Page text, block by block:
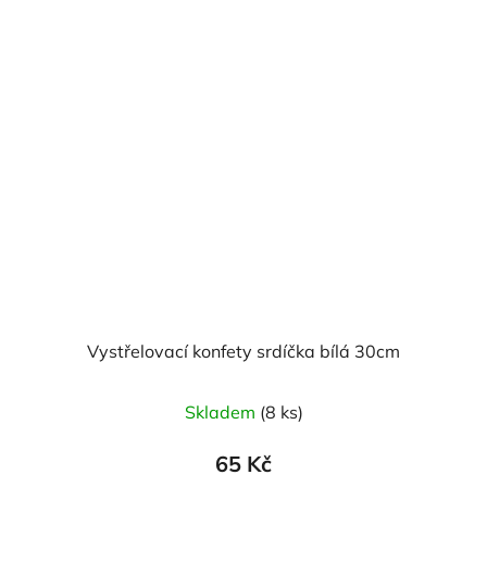
Vystřelovací konfety srdíčka bílá 30cm
Skladem (8 ks)
65 Kč